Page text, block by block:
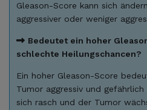
Gleason-Score kann sich
aggressiver oder weniger
Bedeutet ein hoher
schlechte Heilungschancen?
Ein hoher Gleason-Score
Tumor aggressiv und
sich rasch und der Tumor